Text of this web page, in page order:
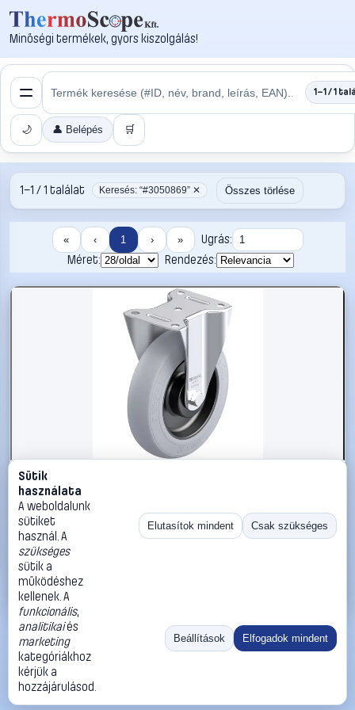
Minőségi termékek, gyors kiszolgálás!
1–1 / 1
🌙 👤 Belépés 🛒
1–1 / 1 találat Keresés: “#3050869” ✕ Összes törlése
« ‹ 1 › »
Ugrás:
Méret:
Rendezés:
#3050869
Blickle 936134 B-POES 200KA-SG Acéllemez rögzített
görgő KerékØ: 200 mm Teherbírás (max.): 350 kg 1 db
Blickle Görgők, kerekek
55 990 Ft
Kosárba
«
Ugrás:
Méret:
Rendezés:
©2026
ThermoScope
ÁSZF
Cégbemutató
Sütik
használata
A weboldalunk
sütiket
használ. A
szükséges
sütik a
működéshez
kellenek. A
funkcionális,
analitikaiés
marketing
kategóriákhoz
kérjük a
hozzájárulásod.
Elutasítok mindent Csak szükséges
Beállítások Elfogadok mindent